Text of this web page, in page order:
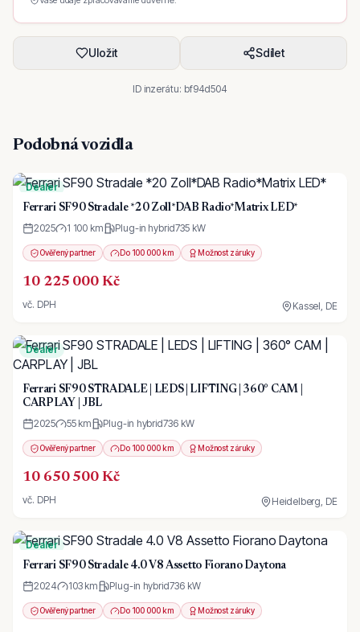
Uložit Sdílet
ID inzerátu: bf94d504
Podobná vozidla
Dealer
Ferrari SF90 Stradale *20 Zoll*DAB Radio*Matrix LED*
2025 1 100 km Plug-in hybrid735 kW
Ověřený partner Do 100 000 km Možnost záruky
10 225 000 Kč
vč. DPH Kassel, DE
Dealer
Ferrari SF90 STRADALE | LEDS | LIFTING | 360° CAM |
CARPLAY | JBL
2025 55 km Plug-in hybrid736 kW
Ověřený partner Do 100 000 km Možnost záruky
10 650 500 Kč
vč. DPH Heidelberg, DE
Dealer
Ferrari SF90 Stradale 4.0 V8 Assetto Fiorano Daytona
2024 103 km Plug-in hybrid736 kW
Ověřený partner Do 100 000 km Možnost záruky